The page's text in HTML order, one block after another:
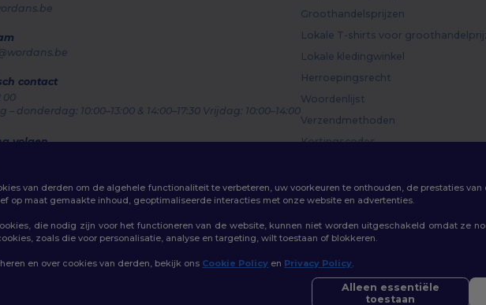
contact
00
– donderdag: 10:00–13:00 & 14:00–17:30 Vrijdag: 10:00–14:00
volgen
Groothandelsprijzen
Lokale T-shirts voor
Lokale kledingwinkel
Herroepingsrecht
Woordenlijst
Verzendmethoden
Kortingscodes
van derden om de algehele functionaliteit te verbeteren, uw voorkeuren te onthouden, de prestaties van
op maat gemaakte inhoud, geoptimaliseerde interacties met onze website en advertenties.
die nodig zijn voor het functioneren van de website, kunnen niet worden uitgeschakeld omdat ze
zoals die voor personalisatie, analyse en targeting, wilt toestaan of blokkeren.
en over cookies van derden, bekijk ons Cookie Policy en Privacy Policy.
Alleen essentiële
toestaan
👋 Hallo
Als u vragen of opmerkingen heeft,
contact met ons opnemen. Onze